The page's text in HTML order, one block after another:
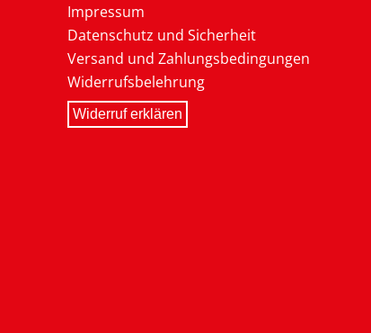
Impressum
Datenschutz und Sicherheit
Versand und Zahlungsbedingungen
Widerrufsbelehrung
Widerruf erklären